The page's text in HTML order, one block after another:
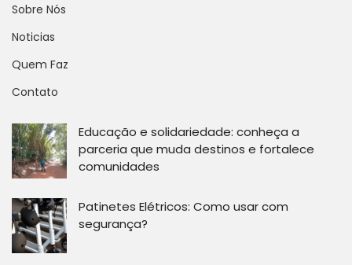
Sobre Nós
Noticias
Quem Faz
Contato
Educação e solidariedade: conheça a
parceria que muda destinos e fortalece
comunidades
Patinetes Elétricos: Como usar com
segurança?